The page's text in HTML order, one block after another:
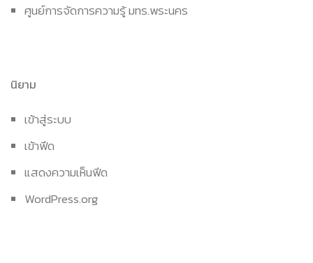
ศูนย์การจัดการความรู้ มทร.พระนคร
นิยาม
เข้าสู่ระบบ
เข้าฟีด
แสดงความเห็นฟีด
WordPress.org